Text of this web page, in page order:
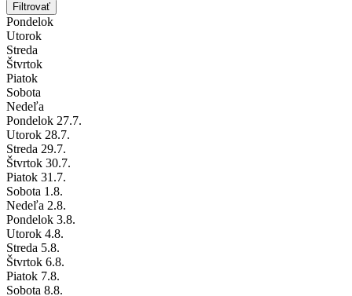
Filtrovať
Pondelok
Utorok
Streda
Štvrtok
Piatok
Sobota
Nedeľa
Pondelok 27.7.
Utorok 28.7.
Streda 29.7.
Štvrtok 30.7.
Piatok 31 .7.
Sobota 1 .8.
Nedeľa 2.8.
Pondelok 3.8.
Utorok 4.8.
Streda 5.8.
Štvrtok 6.8.
Piatok 7.8.
Sobota 8.8.